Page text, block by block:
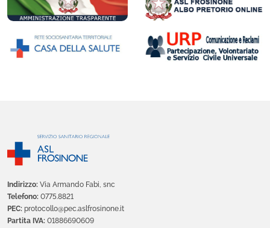
Indirizzo: Via Armando Fabi, snc
Telefono: 0775.8821
PEC: protocollo@pec.aslfrosinone.it
Partita IVA: 01886690609